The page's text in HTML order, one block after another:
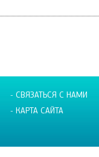
- СВЯЗАТЬСЯ С НАМИ
- КАРТА САЙТА